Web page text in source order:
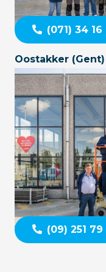
(071) 34 16
Oostakker (Gent)
(09) 251 79